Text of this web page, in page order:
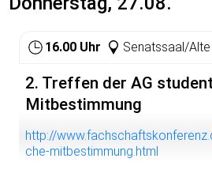
16.00 Uhr Senatssaal/
2. Treffen der AG
Mitbestimmung
http://
che-mitbestimmung.html